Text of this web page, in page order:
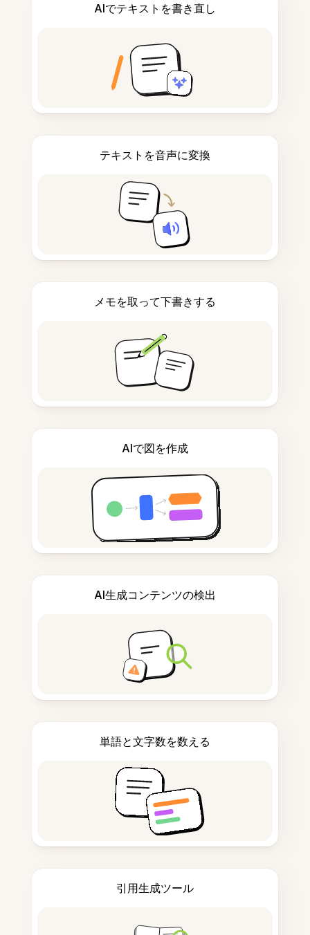
AIでテキストを書き直し
テキストを音声に変換
メモを取って下書きする
AIで図を作成
AI生成コンテンツの検出
単語と文字数を数える
引用生成ツール